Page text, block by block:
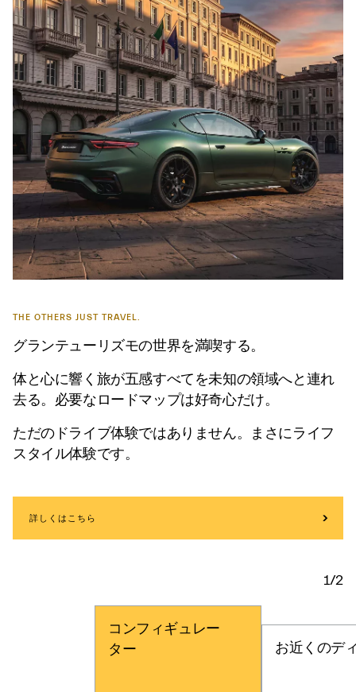
THE OTHERS JUST TRAVEL.
グランテューリズモの世界を満喫する。
体と心に響く旅が五感すべてを未知の領域へと連れ
去る。必要なロードマップは好奇心だけ。
ただのドライブ体験ではありません。まさにライフ
スタイル体験です。
詳しくはこちら
1/2
コンフィギュレー
ター
お近くのデ